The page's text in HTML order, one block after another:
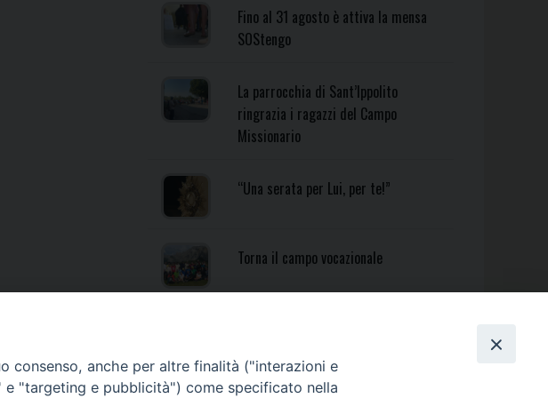
Fino al 31 agosto è attiva la mensa
SOStengo
La parrocchia di Sant’Ippolito
ringrazia i ragazzi del Campo
Missionario
“Una serata per Lui, per te!”
Torna il campo vocazionale
consenso, anche per altre finalità ("interazioni e
"targeting e pubblicità") come specificato nella